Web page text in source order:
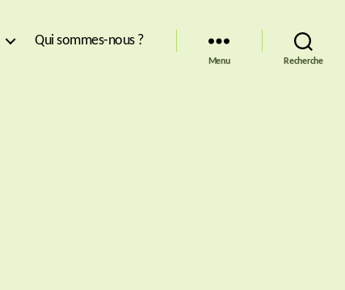
Qui sommes-nous ?
Menu Recherche